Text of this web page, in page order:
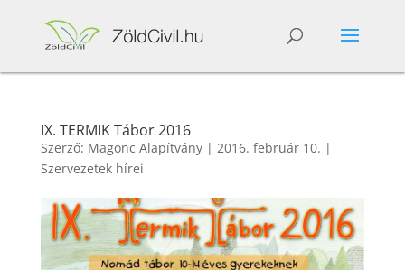
IX. TERMIK Tábor 2016
Szerző: Magonc Alapítvány| 2016. február 10. |
Szervezetek hírei